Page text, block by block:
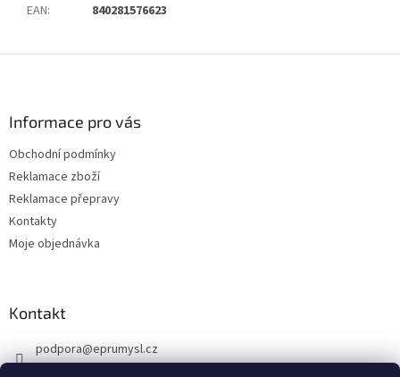
EAN: 840281576623
Informace pro vás
Obchodní podmínky
Reklamace zboží
Reklamace přepravy
Kontakty
Moje objednávka
Kontakt
podpora@eprumysl.cz